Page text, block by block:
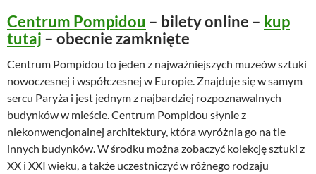
Centrum Pompidou – bilety online – kup
tutaj – obecnie zamknięte
Centrum Pompidou to jeden z najważniejszych muzeów sztuki
nowoczesnej i współczesnej w Europie. Znajduje się w samym
sercu Paryża i jest jednym z najbardziej rozpoznawalnych
budynków w mieście. Centrum Pompidou słynie z
niekonwencjonalnej architektury, która wyróżnia go na tle
innych budynków. W środku można zobaczyć kolekcję sztuki z
XX i XXI wieku, a także uczestniczyć w różnego rodzaju